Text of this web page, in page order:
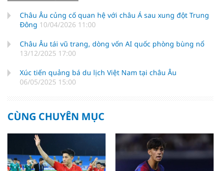
Châu Âu củng cố quan hệ với châu Á sau xung đột Trung
Đông 10/04/2026 11:00
Châu Âu tái vũ trang, dòng vốn AI quốc phòng bùng nổ
13/12/2025 17:00
Xúc tiến quảng bá du lịch Việt Nam tại châu Âu
06/05/2025 15:00
CÙNG CHUYÊN MỤC